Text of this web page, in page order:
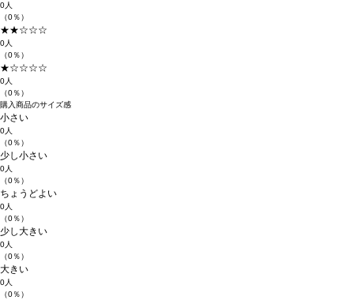
0人
（0％）
★★☆☆☆
0人
（0％）
★☆☆☆☆
0人
（0％）
購入商品のサイズ感
小さい
0人
（0％）
少し小さい
0人
（0％）
ちょうどよい
0人
（0％）
少し大きい
0人
（0％）
大きい
0人
（0％）